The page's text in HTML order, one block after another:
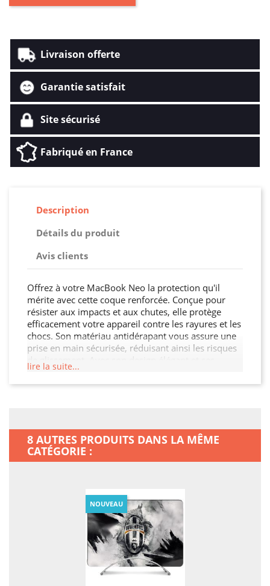
Livraison offerte
Garantie satisfait
Site sécurisé
Fabriqué en France
Description
Détails du produit
Avis clients
Offrez à votre MacBook Neo la protection qu'il
mérite avec cette coque renforcée. Conçue pour
résister aux impacts et aux chutes, elle protège
efficacement votre appareil contre les rayures et les
chocs. Son matériau antidérapant vous assure une
prise en main sécurisée, réduisant ainsi les risques
découpes précises, cette coque permet un accès
facile à tous les ports et boutons. Protégez votre
lire la suite...
8 AUTRES PRODUITS DANS LA MÊME
CATÉGORIE :
NOUVEAU